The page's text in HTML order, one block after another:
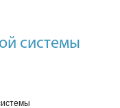
системы